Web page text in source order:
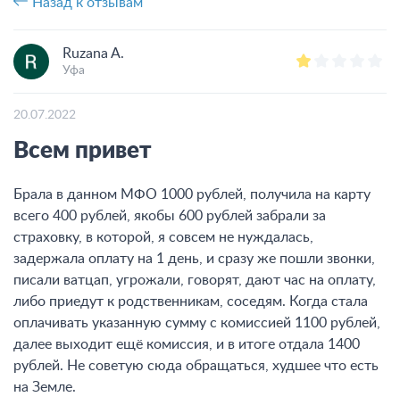
Ruzana A.
Уфа
20.07.2022
Всем привет
Брала в данном МФО 1000 рублей, получила на карту
всего 400 рублей, якобы 600 рублей забрали за
страховку, в которой, я совсем не нуждалась,
задержала оплату на 1 день, и сразу же пошли звонки,
писали ватцап, угрожали, говорят, дают час на оплату,
либо приедут к родственникам, соседям. Когда стала
оплачивать указанную сумму с комиссией 1100 рублей,
далее выходит ещё комиссия, и в итоге отдала 1400
рублей. Не советую сюда обращаться, худшее что есть
на Земле.